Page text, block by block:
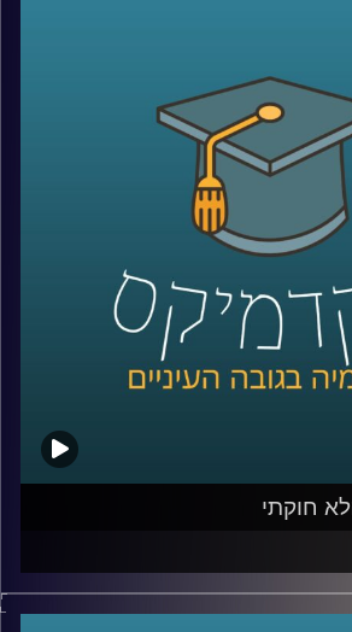
ביה"ס לאודר לממשל דיפלומטיה
מסביר למה חשוב להבין שפעולות
שיש לדבר עליהן כאשר אנחנו בוחנים
ההבדל שבין פעולת טרור וגרילה, ומביא
של ארגוני הטרור בעולם כולו
חוקתי
והפוליטיקאים, וסוגיות